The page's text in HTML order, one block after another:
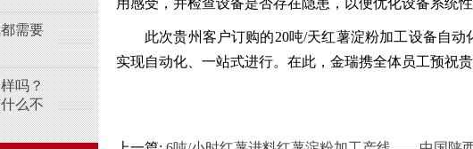
需要
吗？
么不
用感受，并检查设备是否存在隐患，以便优化设备系统
此次贵州客户订购的20吨/天红薯淀粉加工设备自
实现自动化、一站式进行。在此，金瑞携全体员工预祝